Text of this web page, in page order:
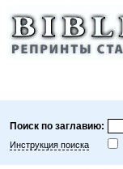
Поиск по заглавию:
Инструкция поиска